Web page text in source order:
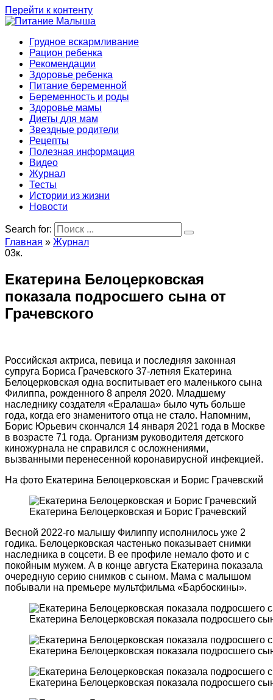
Перейти к контенту
Грудное вскармливание
Рацион ребенка
Рекомендации
Здоровье ребенка
Питание беременной
Беременность и роды
Здоровье мамы
Диеты для мам
Звездные родители
Рецепты
Полезная информация
Видео
Журнал
Тесты
Истории из жизни
Новости
Search for:
Главная » Журнал
03к.
Екатерина Белоцерковская
показала подросшего сына от
Грачевского
Российская актриса, певица и последняя законная
супруга Бориса Грачевского 37-летняя Екатерина
Белоцерковская одна воспитывает его маленького сына
Филиппа, рожденного 8 апреля 2020. Младшему
наследнику создателя «Ералаша» было чуть больше
года, когда его знаменитого отца не стало. Напомним,
Борис Юрьевич скончался 14 января 2021 года в Москве
в возрасте 71 года. Организм руководителя детского
киножурнала не справился с осложнениями,
вызванными перенесенной коронавирусной инфекцией.
На фото Екатерина Белоцерковская и Борис Грачевский
Екатерина Белоцерковская и Борис Грачевский
Весной 2022-го малышу Филиппу исполнилось уже 2
годика. Белоцерковская частенько показывает снимки
наследника в соцсети. В ее профиле немало фото и с
покойным мужем. А в конце августа Екатерина показала
очередную серию снимков с сыном. Мама с малышом
побывали на премьере мультфильма «Барбоскины».
Екатерина Белоцерковская показала подросшего
Екатерина Белоцерковская показала подросшего
Екатерина Белоцерковская показала подросшего